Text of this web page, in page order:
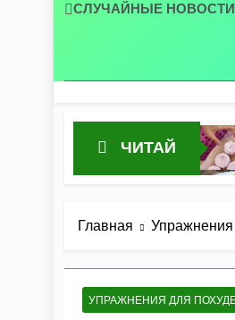
СЛУЧАЙНЫЕ НОВОСТИ
ЧИТАЙ
Главная Упражнения
УПРАЖНЕНИЯ ДЛЯ